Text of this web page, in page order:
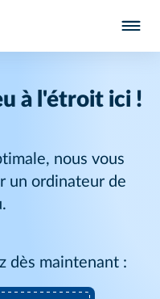
à l'étroit ici !
nous vous
un ordinateur de
dès maintenant :